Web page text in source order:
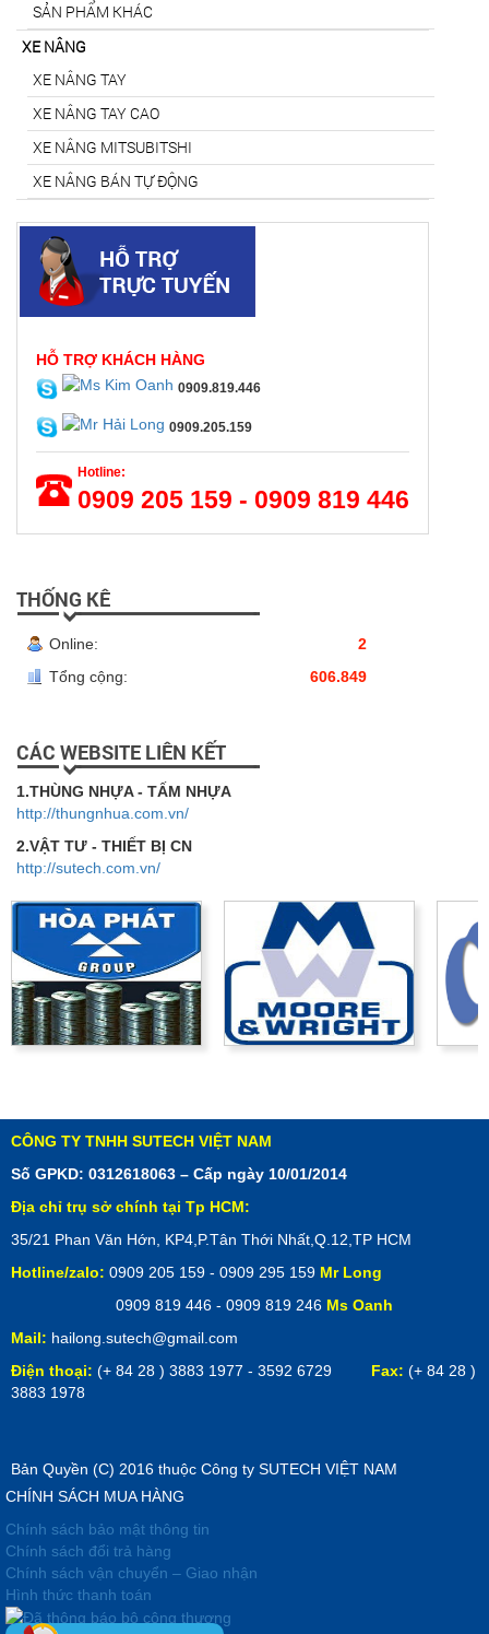
SẢN PHẨM KHÁC
XE NÂNG
XE NÂNG TAY
XE NÂNG TAY CAO
XE NÂNG MITSUBITSHI
XE NÂNG BÁN TỰ ĐỘNG
HỖ TRỢ KHÁCH HÀNG
0909.819.446
0909.205.159
Hotline:
0909 205 159 - 0909 819 446
THỐNG KÊ
Online:
2
Tổng cộng:
606.849
CÁC WEBSITE LIÊN KẾT
1.THÙNG NHỰA - TẤM NHỰA
http://thungnhua.com.vn/
2.VẬT TƯ - THIẾT BỊ CN
http://sutech.com.vn/
CÔNG TY TNHH SUTECH VIỆT NAM
Số GPKD: 0312618063 – Cấp ngày 10/01/2014
Địa chỉ trụ sở chính tại Tp HCM:
35/21 Phan Văn Hớn, KP4,P.Tân Thới Nhất,Q.12,TP HCM
Hotline/zalo: 0909 205 159 - 0909 295 159 Mr Long
0909 819 446 - 0909 819 246 Ms Oanh
Mail: hailong.sutech@gmail.com
Điện thoại: (+ 84 28 ) 3883 1977 - 3592 6729 Fax: (+ 84 28 )
3883 1978
Bản Quyền (C) 2016 thuộc Công ty SUTECH VIỆT NAM
CHÍNH SÁCH MUA HÀNG
Chính sách bảo mật thông tin
Chính sách đổi trả hàng
Chính sách vận chuyển – Giao nhận
Hình thức thanh toán